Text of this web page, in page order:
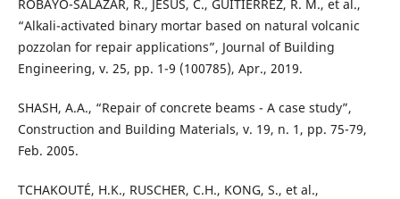
ROBAYO-SALAZAR, R., JESÚS, C., GUITIÉRREZ, R. M., et al.,
“Alkali-activated binary mortar based on natural volcanic
pozzolan for repair applications”, Journal of Building
Engineering, v. 25, pp. 1-9 (100785), Apr., 2019.
SHASH, A.A., “Repair of concrete beams - A case study”,
Construction and Building Materials, v. 19, n. 1, pp. 75-79,
Feb. 2005.
TCHAKOUTÉ, H.K., RUSCHER, C.H., KONG, S., et al.,